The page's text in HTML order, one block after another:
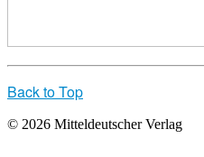
Back to Top
© 2026 Mitteldeutscher Verlag